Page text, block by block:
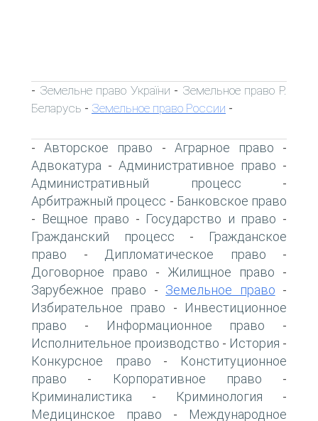
- Земельне право України - Земельное право Р.
Беларусь - Земельное право России -
-Авторское право - Аграрное право -
Адвокатура - Административное право -
Административный процесс -
Арбитражный процесс - Банковское право
- Вещное право - Государство и право -
Гражданский процесс -
Гражданское
право - Дипломатическое право -
Договорное право - Жилищное право -
Зарубежное право - Земельное право -
Избирательное право -
Инвестиционное
право - Информационное право -
Исполнительное производство - История -
Конкурсное право -
Конституционное
право - Корпоративное право -
Криминалистика - Криминология -
Медицинское право -
Международное